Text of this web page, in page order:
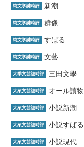
純文学誌時評 新潮
純文学誌時評 群像
純文学誌時評 すばる
純文学誌時評 文藝
大学文芸誌時評 三田文學
大衆文芸誌時評 オール讀物
大衆文芸誌時評 小説新潮
大衆文芸誌時評 小説すばる
大衆文芸誌時評 小説現代